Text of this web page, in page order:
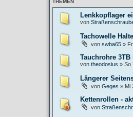
Lenkkopflager
von
Tachowelle
von swba65 »
Tauchrohre
von theodosius » So
Längerer
von Geges » Mi
Kettenrollen -
von